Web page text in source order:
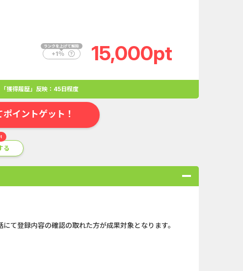
15,000pt
「獲得履歴」反映：45日程度
イントゲット！
る
て登録内容の確認の取れた方が成果対象となります。